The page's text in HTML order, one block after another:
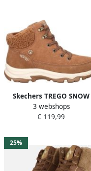
Skechers TREGO SNOW
BREEZE Dames Instappers
Chestnut
3 webshops
€ 119,99
25%